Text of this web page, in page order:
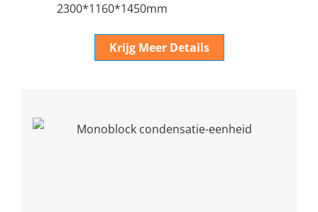
2300*1160*1450mm
Krijg Meer Details